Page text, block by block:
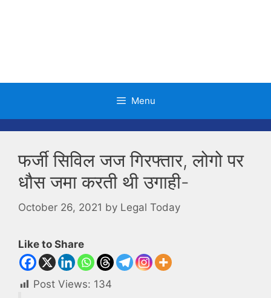
Menu
फर्जी सिविल जज गिरफ्तार, लोगो पर
धौस जमा करती थी उगाही-
October 26, 2021 by Legal Today
Like to Share
Post Views: 134